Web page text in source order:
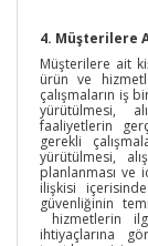
4. Müşterilere
Müşterilere ait
ürün ve
çalışmaların iş
yürütülmesi,
faaliyetlerin
gerekli
yürütülmesi,
planlanması ve
ilişkisi
güvenliğinin
hizmetlerin
ihtiyaçlarına